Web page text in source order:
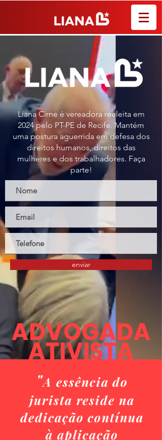
Liana Cirne é vereadora reeleita em
2024 pelo PT-PE de Recife. Mantém
uma postura aguerrida em defesa dos
direitos humanos, direitos das
mulheres e dos trabalhadores. Faça
parte!
enviar
ADVOGADA
ATIVISTA
"A essência do
jurista reside na
dedicação contínua
à aplicação